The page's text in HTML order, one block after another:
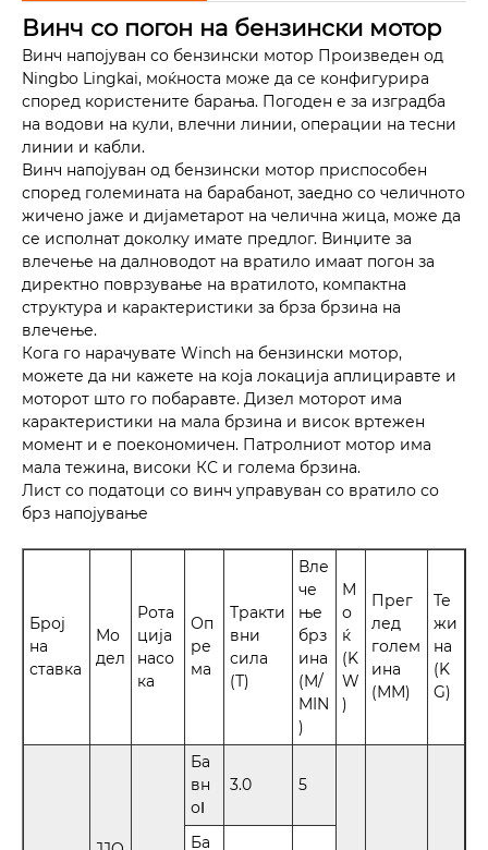
Винч со погон на бензински мотор
Винч напојуван со бензински мотор Произведен од
Ningbo Lingkai, моќноста може да се конфигурира
според користените барања. Погоден е за изградба
на водови на кули, влечни линии, операции на тесни
линии и кабли.
Винч напојуван од бензински мотор приспособен
според големината на барабанот, заедно со челичното
жичено јаже и дијаметарот на челична жица, може да
се исполнат доколку имате предлог. Винџите за
влечење на далноводот на вратило имаат погон за
директно поврзување на вратилото, компактна
структура и карактеристики за брза брзина на
влечење.
Кога го нарачувате Winch на бензински мотор,
можете да ни кажете на која локација аплициравте и
моторот што го побаравте. Дизел моторот има
карактеристики на мала брзина и висок вртежен
момент и е поекономичен. Патролниот мотор има
мала тежина, високи КС и голема брзина.
Лист со податоци со винч управуван со вратило со
брз напојување
Број
на
ставка
Мо
дел
Рота
ција
насо
ка
Оп
ре
ма
Тракти
вни
сила
(Т)
Вле
че
ње
брз
ина
(M/
MIN
)
М
о
ќ
(K
W
)
Прег
лед
голем
ина
(ММ)
Те
жи
на
(K
G)
Ба
вн
оⅠ
3.0 5
Ба